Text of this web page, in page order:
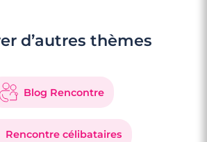
d’autres thèmes
Blog Rencontre
Rencontre célibataires